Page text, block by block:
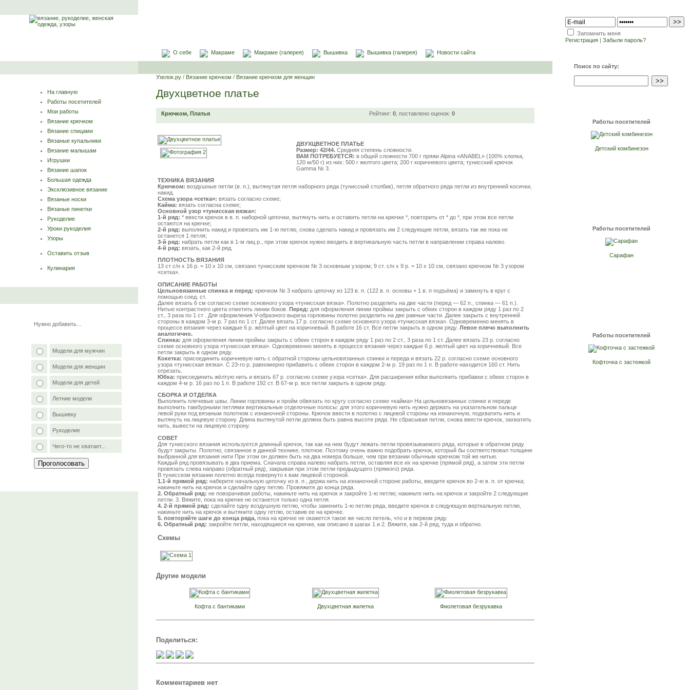
Запомнить меня
Регистрация | Забыли пароль?
О себе
Макраме Макраме (галерея) Вышивка Вышивка (галерея) Новости сайта
На главную
Работы посетителей
Мои работы
Вязание крючком
Вязание спицами
Вязаные купальники
Вязание малышам
Игрушки
Вязание шапок
Большая одежда
Эксклюзивное вязание
Вязаные носки
Вязаные пинетки
Рукоделие
Уроки рукоделия
Узоры
Оставить отзыв
Кулинария
Нужно добавить...
Модели для мужчин
Модели для женщин
Модели для детей
Летние модели
Вышивку
Рукоделие
Чего-то не хватает...
Узелок.ру / Вязание крючком / Вязание крючком для женщин
Двухцветное платье
Крючком, Платья Рейтинг: 0 , поставлено оценок: 0
ДВУХЦВЕТНОЕ ПЛАТЬЕ
Размер: 42/44. Средняя степень сложности.
ВАМ ПОТРЕБУЕТСЯ: в общей сложности 700 г пряжи Alpina «ANABEL» (100% хлопка,
120 м/50 г) из них: 500 г желтого цвета; 200 г коричневого цвета; тунисский крючок
Gamma № 3.
ТЕХНИКА ВЯЗАНИЯ
Крючком: воздушные петли (в. п.), вытянутая петля наборного ряда (тунисский столбик), петля обратного ряда петли из внутренней косички,
накид.
Схема узора «сетка»: вязать согласно схеме;
Кайма: вязать согласна схеме;
Основной узор «тунисская вязка»:
1-й ряд: * ввести крючок в в. п. наборной цепочки, вытянуть нить и оставить петли на крючке *, повторить от * до *, при этом все петли
остаются на крючке;
2-й ряд: выполнить накид и провязать им 1-ю петлю, снова сделать накид и провязать им 2 следующие петли, вязать так же пока не
останется 1 петля;
3-й ряд: набрать петли как в 1-м лиц р., при этом крючок нужно вводить в вертикальную часть петли в направлении справа налево.
4-й ряд: вязать, как 2-й ряд.
ПЛОТНОСТЬ ВЯЗАНИЯ
13 ст с/н х 16 р. = 10 х 10 см, связано тунисским крючком № 3 основным узором; 9 ст. с/н х 9 р. = 10 х 10 см, связано крючком № 3 узором
«сетка».
ОПИСАНИЕ РАБОТЫ
Цельновязанные спинка и перед: крючком № 3 набрать цепочку из 123 в. п. (122 в. п. основы + 1 в. п подъёма) и замкнуть в круг с
помощью соед. ст.
Далее вязать 6 см согласно схеме основного узора «тунисская вязка». Полотно разделить на две части (перед — 62 п., спинка — 61 п.).
Нитью контрастного цвета отметить линии боков. Перед: для оформления линии проймы закрыть с обеих сторон в каждом ряду 1 раз по 2
ст., 3 раза по 1 ст . Для оформления V-образного выреза горловины полотно разделить на две равные части. Далее закрыть с внутренней
стороны в каждом 3-м р. 7 раз по 1 ст. Далее вязать 17 р. согласно схеме основного узора «тунисская вязка». Одновременно менять в
процессе вязания через каждые 6 р. жёлтый цвет на коричневый. В работе 16 ст. Все петли закрыть в одном ряду. Левое плечо выполнить
аналогично.
Спинка: для оформления линии проймы закрыть с обеих сторон в каждом ряду 1 раз по 2 ст., 3 раза по 1 ст. Далее вязать 23 р. согласно
схеме основного узора «тунисская вязка». Одновременно менять в процессе вязания через каждые 6 р. желтый цвет на коричневый. Все
петли закрыть в одном ряду.
Кокетка: присоединить коричневую нить с обратной стороны цельновязанных спинки и переда и вязать 22 р. согласно схеме основного
узора «тунисская вязка». С 23-го р. равномерно прибавить с обеих сторон в каждом 2-м р. 19 раз по 1 п. В работе находится 160 ст. Нить
отрезать.
Юбка: присоединить жёлтую нить и вязать 67 р. согласно схеме узора «сетка». Для расширения юбки выполнить прибавки с обеих сторон в
каждом 4-м р. 16 раз по 1 п. В работе 192 ст. В 67-м р. все петли закрыть в одном ряду.
СБОРКА И ОТДЕЛКА
Выполнить плечевые швы. Линии горловины и пройм обвязать по кругу согласно схеме «кайма» На цельновязанных спинке и переде
выполнить тамбурными петлями вертикальные отделочные полосы: для этого коричневую нить нужно держать на указательном пальце
левой руки под вязаным полотном с изнаночной стороны. Крючок ввести в полотно с лицевой стороны на изнаночную, подхватить нить и
вытянуть на лицевую сторону. Длина вытянутой петли должна быть равна высоте ряда. Не сбрасывая петли, снова ввести крючок, захватить
нить, вывести на лицевую сторону.
СОВЕТ
Для тунисского вязания используется длинный крючок, так как на нем будут лежать петли провязываемого ряда, которые в обратном ряду
будут закрыты. Полотно, связанное в данной технике, плотное. Поэтому очень важно подобрать крючок, который бы соответствовал толщине
выбранной для вязания нити При этом он должен быть на два номера больше, чем при вязании обычным крючком той же нитью.
Каждый ряд провязывать в два приема. Сначала справа налево набрать петли, оставляя все их на крючке (прямой ряд), а затем эти петли
провязать слева направо (обратный ряд), закрывая при этом петли предыдущего (прямого) ряда.
В тунисском вязании полотно всегда повернуто к вам лицевой стороной.
1.1-й прямой ряд: наберите начальную цепочку из в. п., держа нить на изнаночной стороне работы, введите крючок во 2-ю в. п. от крючка;
накиньте нить на крючок и сделайте одну петлю. Провяжите до конца ряда.
2. Обратный ряд: не поворачивая работы, накиньте нить на крючок и закройте 1-ю петлю; накиньте нить на крючок и закройте 2 следующие
петли. 3. Вяжите, пока на крючке не останется только одна петля.
4. 2-й прямой ряд: сделайте одну воздушную петлю, чтобы заменить 1-ю петлю ряда, введите крючок в следующую верткальную петлю,
накиньте нить на крючок и вытяните одну гетлю, оставив ее на крючке.
5. повторяйте шаги до конца ряда, пока на крючке не окажется такое же число петель, что и в первом ряду.
6. Обратный ряд: закройте петли, находящиеся на крючке, как описано в шагах 1 и 2. Вяжите, как 2-й ряд, туда и обратно.
Схемы
Другие модели
Кофта с бантиками Двухцветная жилетка Фиолетовая безрукавка
Поделиться:
Комментариев нет
Поиск по сайту:
Работы посетителей
Детский комбинезон
Работы посетителей
Сарафан
Работы посетителей
Кофточка с застежкой